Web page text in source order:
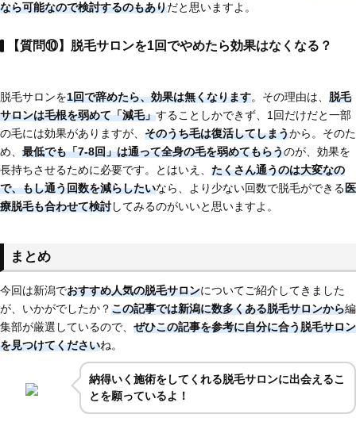
なら可能なので検討するのもありだと思いますよ。
【質問⑩】脱毛サロンを1回でやめたら効果はなくなる？
脱毛サロンを1回で辞めたら、効果は無くなります。その理由は、 脱毛
サロンは毛根を弱めて「減毛」することしかできず、1回だけだと一部
の毛には効果がありますが、 そのうち毛は復活してしまうから。そのた
め、 最低でも「7-8回」は通って全身の毛を弱めてもらうのが、効果を
長持ちさせるために必要です。とはいえ、 たくさん通うのは大変なの
で、もし通う回数を減らしたいなら、より少ない回数で脱毛ができる医
療脱毛も合わせて検討してみるのがいいと思いますよ。
まとめ
今回は新潟でおすすめ人気の脱毛サロンについてご紹介してきました
が、いかがでしたか？この記事では新潟に数多くある脱毛サロンから編
集部が厳選しているので、 ぜひこの記事を参考に自分に合う脱毛サロン
を見つけてくださいね。
納得いく施術をしてくれる脱毛サロンに出会えるこ
とを願っているよ！